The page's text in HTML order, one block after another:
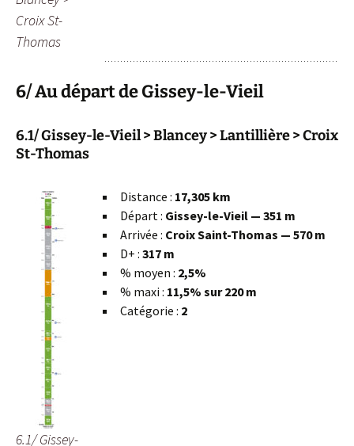
Croix St-
Thomas
6/ Au départ de Gissey-le-Vieil
6.1/ Gissey-le-Vieil > Blancey > Lantillière > Croix
St-Thomas
6.1/ Gissey-
Distance : 17,305 km
Départ : Gissey-le-Vieil — 351 m
Arrivée : Croix Saint-Thomas — 570 m
D+ : 317 m
% moyen : 2,5%
% maxi : 11,5% sur 220 m
Catégorie : 2